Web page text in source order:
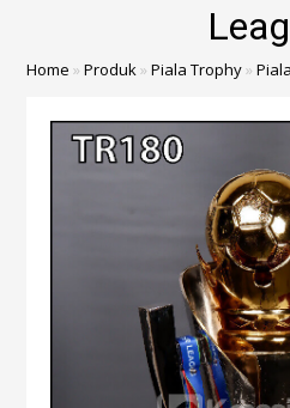
Home »Produk»Piala Trophy»